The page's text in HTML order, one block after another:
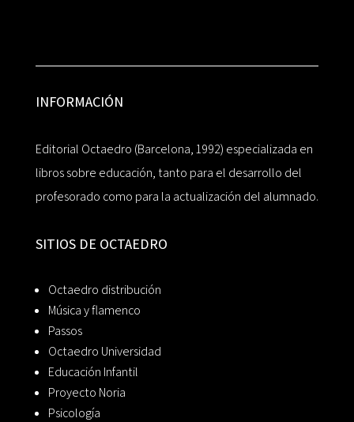
INFORMACIÓN
Editorial Octaedro (Barcelona, 1992) especializada en
libros sobre educación, tanto para el desarrollo del
profesorado como para la actualización del alumnado.
SITIOS DE OCTAEDRO
Octaedro distribución
Música y flamenco
Passos
Octaedro Universidad
Educación Infantil
Proyecto Noria
Psicología